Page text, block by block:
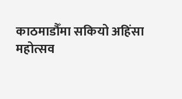
काठमाडौँमा सकियो अहिंसा
महोत्सव